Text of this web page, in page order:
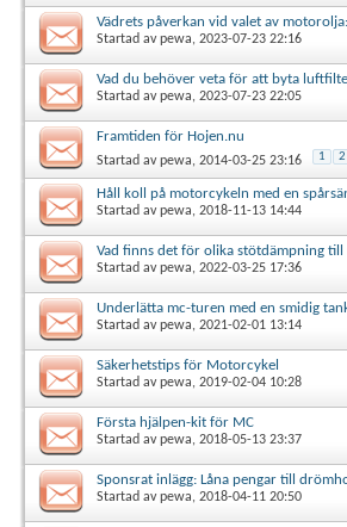
Vädrets påverkan vid valet av
Startad avpewa, 2023-07-23 22:16
Vad du behöver veta för att byta
Startad avpewa, 2023-07-23 22:05
Framtiden för Hojen.nu
Startad avpewa, 2014-03-25 23:16 1 2
Håll koll på motorcykeln med en
Startad avpewa, 2018-11-13 14:44
Vad finns det för olika stötdämpning
Startad avpewa, 2022-03-25 17:36
Underlätta mc-turen med en smidig
Startad avpewa, 2021-02-01 13:14
Säkerhetstips för Motorcykel
Startad avpewa, 2019-02-04 10:28
Första hjälpen-kit för MC
Startad avpewa, 2018-05-13 23:37
Sponsrat inlägg: Låna pengar till
Startad avpewa, 2018-04-11 20:50